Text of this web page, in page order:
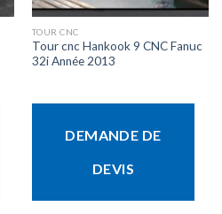
TOUR CNC
Tour cnc Hankook 9 CNC Fanuc
32i Année 2013
DEMANDE DE
DEVIS